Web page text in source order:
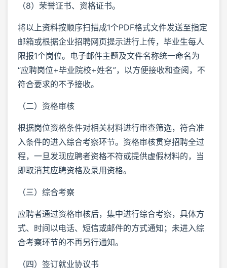
（8）荣誉证书、资格证书。
将以上资料按顺序扫描成1个PDF格式文件发送至指定
邮箱或根据企业招聘网页提示进行上传，毕业生每人
限报1个岗位。电子邮件主题及文件名称统一命名为
“应聘岗位+毕业院校+姓名”，以方便接收和查阅，不
符合要求的不予接收。
（二）资格审核
根据岗位资格条件对相关材料进行审查筛选，符合准
入条件的进入综合考察环节。资格审核贯穿招聘全过
程，一旦发现应聘者资格不符或提供虚假材料的，当
即取消其应聘资格及录用资格。
（三）综合考察
应聘者通过资格审核后，集中进行综合考察，具体方
式、时间以电话、短信或邮件的方式通知；未进入综
合考察环节的不再另行通知。
（四）签订就业协议书